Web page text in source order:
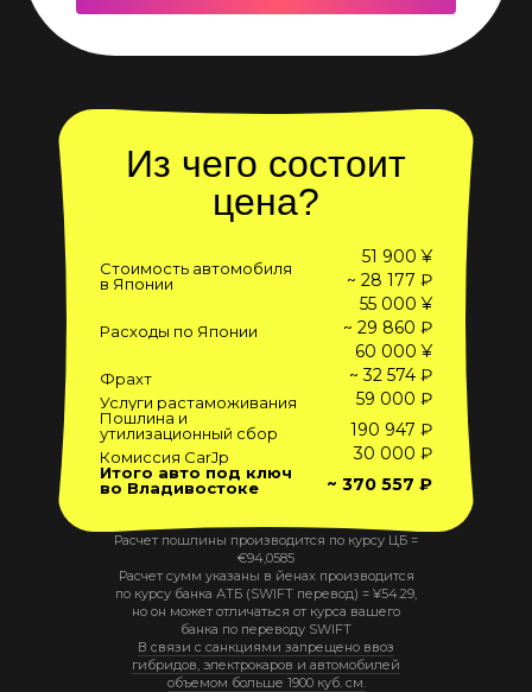
Из чего состоит
цена?
Стоимость автомобиля
в Японии
51 900 ¥
~ 28 177 ₽
Расходы по Японии
55 000 ¥
~ 29 860 ₽
Фрахт
60 000 ¥
~ 32 574 ₽
Услуги растаможивания 59 000 ₽
Пошлина и
утилизационный сбор
190 947 ₽
Комиссия CarJp 30 000 ₽
Итого авто под ключ
во Владивостоке
~ 370 557 ₽
Расчет пошлины производится по курсу ЦБ =
€94,0585
Расчет сумм указаны в йенах производится
по курсу банка АТБ (SWIFT перевод) = ¥54.29,
но он может отличаться от курса вашего
банка по переводу SWIFT
В связи с санкциями запрещено ввоз
гибридов, электрокаров и автомобилей
объемом больше 1900 куб. см.